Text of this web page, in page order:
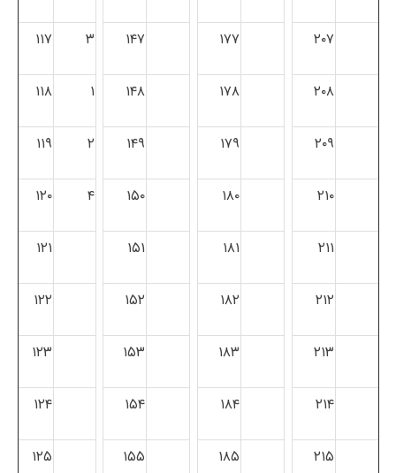
۲۰۷ ۱۷۷ ۱۴۷ ۳ ۱۱۷
۲۰۸ ۱۷۸ ۱۴۸ ۱ ۱۱۸
۲۰۹ ۱۷۹ ۱۴۹ ۲ ۱۱۹
۲۱۰ ۱۸۰ ۱۵۰ ۴ ۱۲۰
۲۱۱ ۱۸۱ ۱۵۱ ۱۲۱
۲۱۲ ۱۸۲ ۱۵۲ ۱۲۲
۲۱۳ ۱۸۳ ۱۵۳ ۱۲۳
۲۱۴ ۱۸۴ ۱۵۴ ۱۲۴
۲۱۵ ۱۸۵ ۱۵۵ ۱۲۵